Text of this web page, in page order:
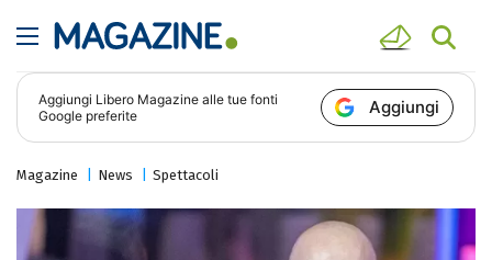
Aggiungi Libero Magazine alle tue fonti
Google preferite
Aggiungi
Magazine News Spettacoli